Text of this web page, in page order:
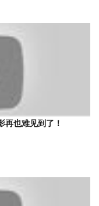
再也难见到了！